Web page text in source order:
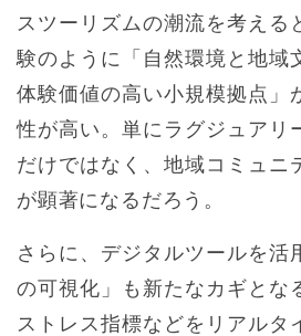
スツーリズムの潮流を考える
験のように「自然環境と地域
体験価値の高い小規模拠点」
性が高い。単にラグジュアリ
だけではなく、地域コミュニ
が顕著になるだろう。
さらに、デジタルツールを活
の可視化」も新たなカギとな
ストレス指標などをリアルタ